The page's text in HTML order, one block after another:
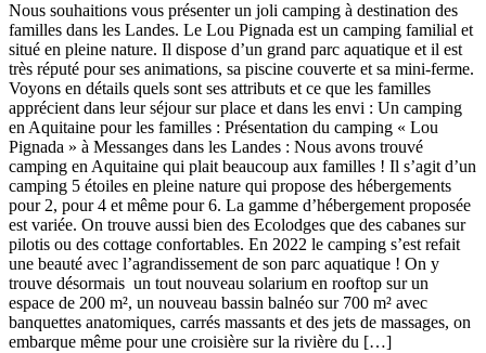
Nous souhaitions vous présenter un joli camping à destination des
familles dans les Landes. Le Lou Pignada est un camping familial et
situé en pleine nature. Il dispose d’un grand parc aquatique et il est
très réputé pour ses animations, sa piscine couverte et sa mini-ferme.
Voyons en détails quels sont ses attributs et ce que les familles
apprécient dans leur séjour sur place et dans les envi : Un camping
en Aquitaine pour les familles : Présentation du camping « Lou
Pignada » à Messanges dans les Landes : Nous avons trouvé
camping en Aquitaine qui plait beaucoup aux familles ! Il s’agit d’un
camping 5 étoiles en pleine nature qui propose des hébergements
pour 2, pour 4 et même pour 6. La gamme d’hébergement proposée
est variée. On trouve aussi bien des Ecolodges que des cabanes sur
pilotis ou des cottage confortables. En 2022 le camping s’est refait
une beauté avec l’agrandissement de son parc aquatique ! On y
trouve désormais un tout nouveau solarium en rooftop sur un
espace de 200 m², un nouveau bassin balnéo sur 700 m² avec
banquettes anatomiques, carrés massants et des jets de massages, on
embarque même pour une croisière sur la rivière du […]